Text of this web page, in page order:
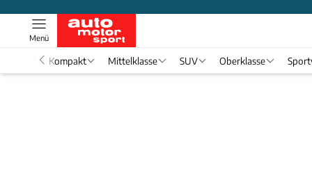
Menü
Kompakt Mittelklasse SUV Oberklasse